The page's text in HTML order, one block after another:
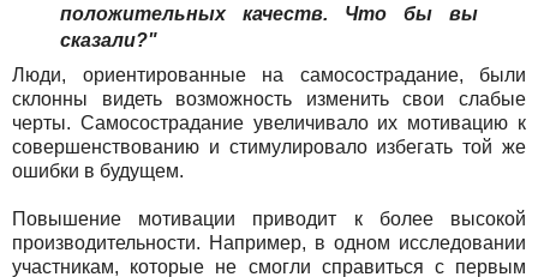
положительных качеств. Что бы вы
сказали?"
Люди, ориентированные на самосострадание, были
склонны видеть возможность изменить свои слабые
черты. Самосострадание увеличивало их мотивацию к
совершенствованию и стимулировало избегать той же
ошибки в будущем.
Повышение мотивации приводит к более высокой
производительности. Например, в одном исследовании
участникам, которые не смогли справиться с первым